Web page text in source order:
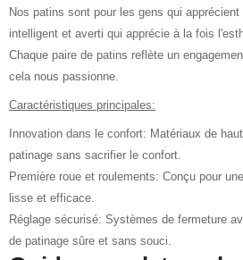
Nos patins sont pour les gens qui
intelligent et averti qui apprécie à la fois
Chaque paire de patins reflète un
cela nous passionne.
Caractéristiques principales:
Innovation dans le confort: Matériaux de
patinage sans sacrifier le confort.
Première roue et roulements: Conçu pour
lisse et efficace.
Réglage sécurisé: Systèmes de fermeture
de patinage sûre et sans souci.